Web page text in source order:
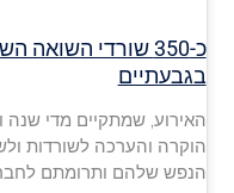
כ-350 שורדי
בגבעתיים
האירוע, שמתקיים מדי שנה
הוקרה והערכה לשורדות
הנפש שלהם ותרומתם